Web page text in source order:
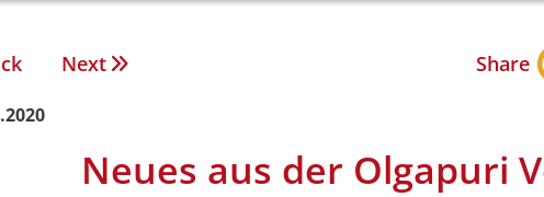
Next Share
Neues aus der Olgapuri